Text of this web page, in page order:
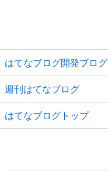
はてなブログ開発ブログ
週刊はてなブログ
はてなブログトップ